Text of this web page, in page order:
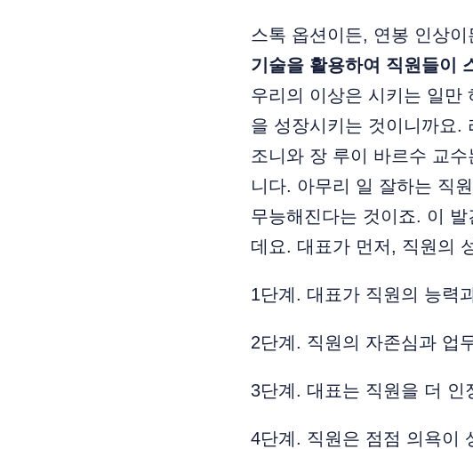
스톡 옵션이든, 연봉 인상
기술을 활용하여 직원들이
우리의 이상은 시키는 일만
을 성장시키는 것이니까요.
조니와 장 루이 바르수 교수
니다. 아무리 일 잘하는 직
무능해진다는 것이죠. 이 발
데요. 대표가 먼저, 직원의
1단계. 대표가 직원의 능력
2단계. 직원의 자존심과 업
3단계. 대표는 직원을 더 인
4단계. 직원은 점점 의욕이